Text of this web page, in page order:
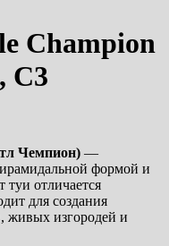
Champion
С3
Чемпион) —
формой и
туи отличается
для создания
живых изгородей и